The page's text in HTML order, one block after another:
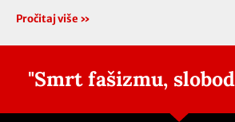
Pročitaj više »
"Smrt fašizmu,